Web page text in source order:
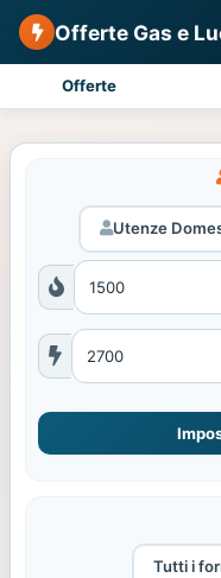
Offerte Gas e
Offerte
Utenze
Tutti i